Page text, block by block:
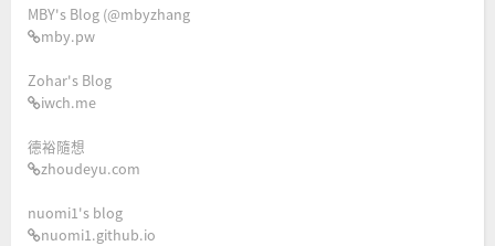
MBY's Blog (@mbyzhang
mby.pw
Zohar's Blog
iwch.me
德裕隨想
zhoudeyu.com
nuomi1's blog
nuomi1.github.io